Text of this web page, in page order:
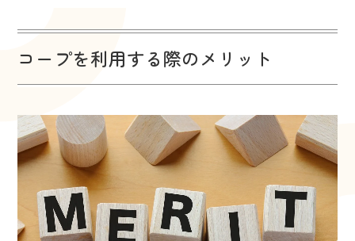
コープを利用する際のメリット